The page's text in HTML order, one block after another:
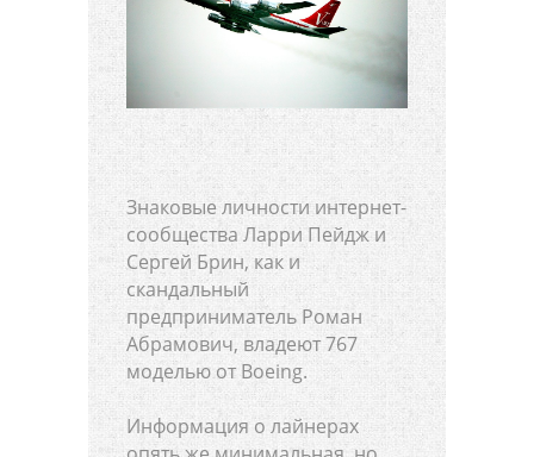
Знаковые личности интернет-
сообщества Ларри Пейдж и
Сергей Брин, как и
скандальный
предприниматель Роман
Абрамович, владеют 767
моделью от Boeing.
Информация о лайнерах